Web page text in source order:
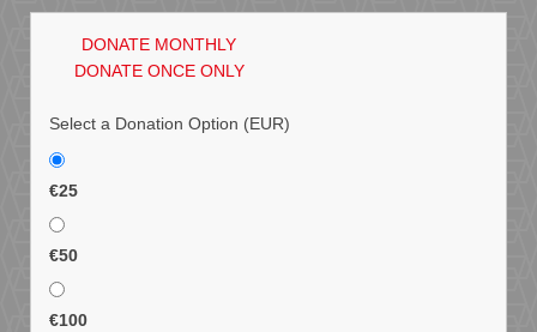
DONATE MONTHLY
DONATE ONCE ONLY
Select a Donation Option (EUR)
€25
€50
€100